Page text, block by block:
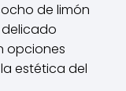
de limón
opciones
estética del